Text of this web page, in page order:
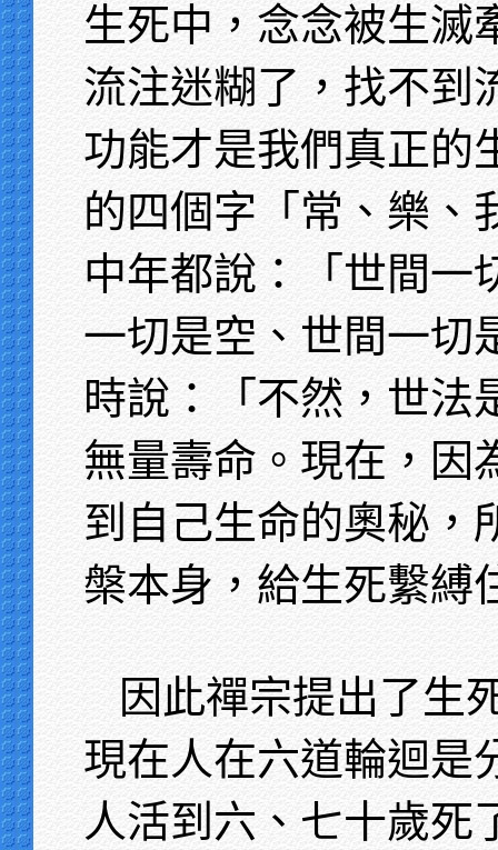
生死中，念念被生滅
流注迷糊了，找不到
功能才是我們真正的
的四個字「常、樂、
中年都說：「世間一
一切是空、世間一切
時說：「不然，世法
無量壽命。現在，因
到自己生命的奧秘，
槃本身，給生死繫縛
因此禪宗提出了生
現在人在六道輪迴是
人活到六、七十歲死